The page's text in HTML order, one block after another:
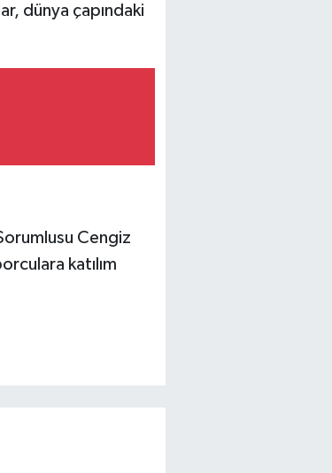
dünya çapındaki
Cengiz
katılım